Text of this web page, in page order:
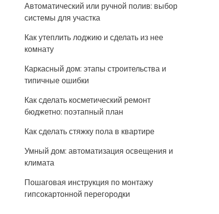
Автоматический или ручной полив: выбор
системы для участка
Как утеплить лоджию и сделать из нее
комнату
Каркасный дом: этапы строительства и
типичные ошибки
Как сделать косметический ремонт
бюджетно: поэтапный план
Как сделать стяжку пола в квартире
Умный дом: автоматизация освещения и
климата
Пошаговая инструкция по монтажу
гипсокартонной перегородки